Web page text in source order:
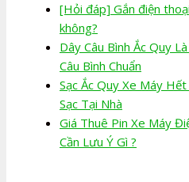
[Hỏi đáp] Gắn điện
không?
Dây Câu Bình Ắc Quy
Câu Bình Chuẩn
Sạc Ắc Quy Xe Máy
Sạc Tại Nhà
Giá Thuê Pin Xe Máy
Cần Lưu Ý Gì ?